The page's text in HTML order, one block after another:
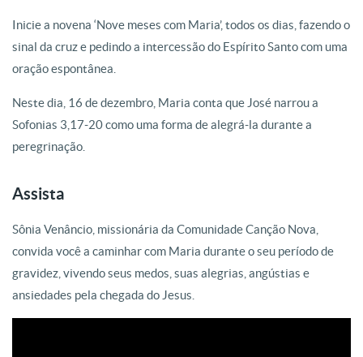
Inicie a novena ‘Nove meses com Maria’, todos os dias, fazendo o
sinal da cruz e pedindo a intercessão do Espírito Santo com uma
oração espontânea.
Neste dia, 16 de dezembro, Maria conta que José narrou a
Sofonias 3,17-20 como uma forma de alegrá-la durante a
peregrinação.
Assista
Sônia Venâncio, missionária da Comunidade Canção Nova,
convida você a caminhar com Maria durante o seu período de
gravidez, vivendo seus medos, suas alegrias, angústias e
ansiedades pela chegada do Jesus.